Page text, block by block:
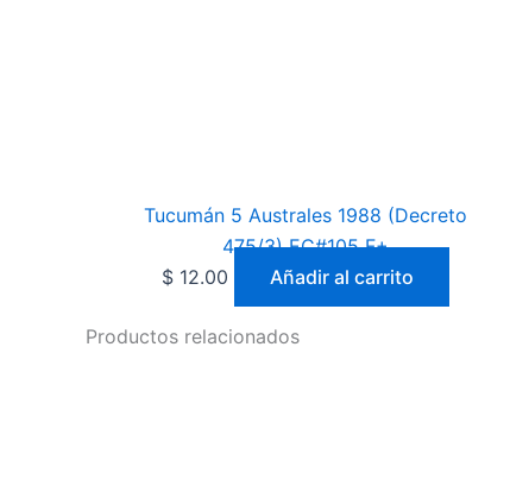
Tucumán 5 Australes 1988 (Decreto
475/3) EC#105 F+
$12.00 Añadir al carrito
Productos relacionados